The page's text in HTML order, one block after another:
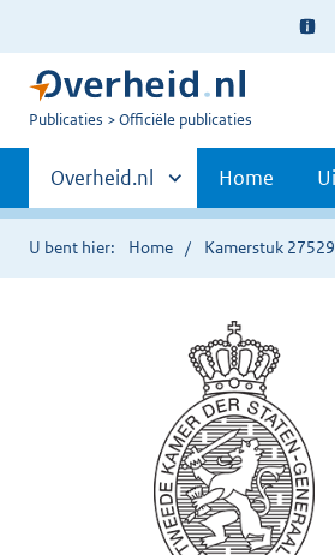
Ter
U
Publicaties Officiële publicaties
Primaire
navigatie
Andere
sites
binnen
Overheid.nl Home
U bent hier: Home Kamerstuk